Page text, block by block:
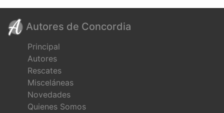
Autores de Concordia
Principal
Autores
Rescates
Misceláneas
Novedades
Quienes Somos